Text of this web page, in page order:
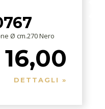
Ø cm.270 Nero
DETTAGLI »